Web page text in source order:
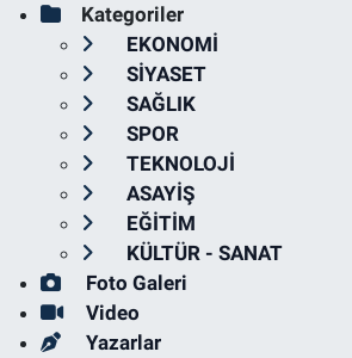
Kategoriler
EKONOMİ
SİYASET
SAĞLIK
SPOR
TEKNOLOJİ
ASAYİŞ
EĞİTİM
KÜLTÜR - SANAT
Foto Galeri
Video
Yazarlar